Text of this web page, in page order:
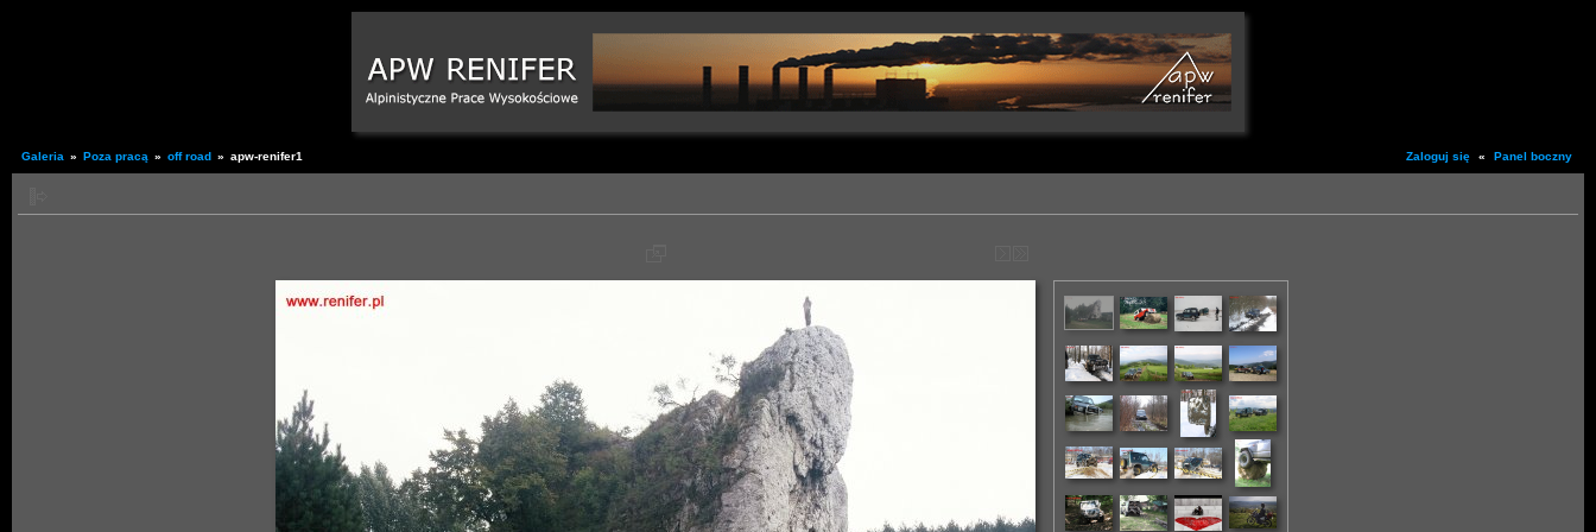
Zaloguj się « Panel boczny
Galeria » Poza pracą » off road » apw-renifer1